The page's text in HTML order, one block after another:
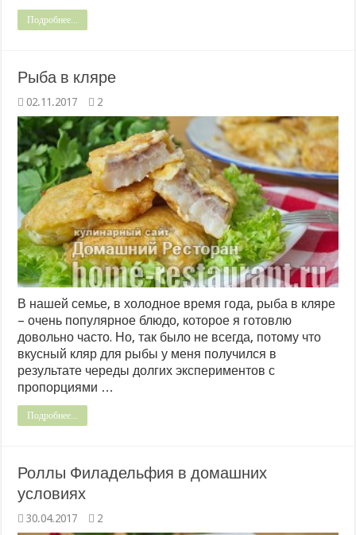
Подробнее...
Рыба в кляре
02.11.2017 2
В нашей семье, в холодное время года, рыба в кляре
– очень популярное блюдо, которое я готовлю
довольно часто. Но, так было не всегда, потому что
вкусный кляр для рыбы у меня получился в
результате череды долгих экспериментов с
пропорциями …
Подробнее...
Роллы Филадельфия в домашних
условиях
30.04.2017 2